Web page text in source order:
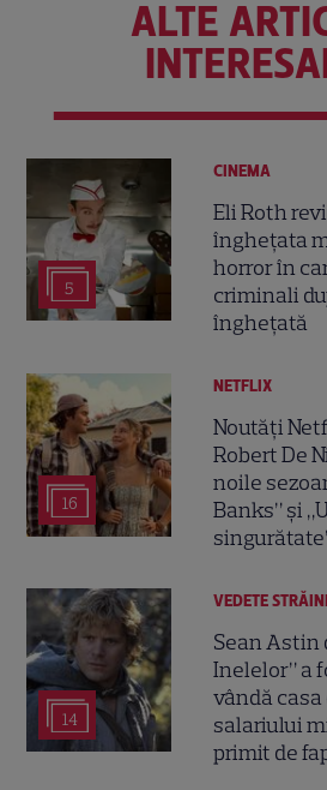
ALTE
5
CINEMA
Eli Roth
înghețata
horror în
criminali
înghețată
16
NETFLIX
Noutăți
Robert De
noile
Banks” și
14
VEDETE
Sean Astin
Inelelor” a
vândă
salariului
primit de